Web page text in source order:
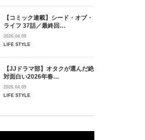
【コミック連載】シード・オブ・
ライフ 37話／最終回…
2026.04.09
LIFE STYLE
【JJドラマ部】オタクが選んだ絶
対面白い2026年春…
2026.04.09
LIFE STYLE